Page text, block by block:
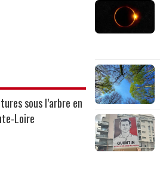
sous l’arbre en
Loire